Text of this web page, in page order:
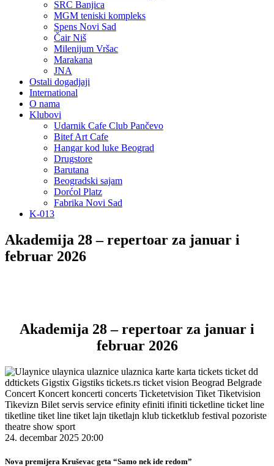
SRC Banjica
MGM teniski kompleks
Spens Novi Sad
Čair Niš
Milenijum Vršac
Marakana
JNA
Ostali dogadjaji
International
O nama
Klubovi
Udarnik Cafe Club Pančevo
Bitef Art Cafe
Hangar kod luke Beograd
Drugstore
Barutana
Beogradski sajam
Dorćol Platz
Fabrika Novi Sad
K-013
Akademija 28 – repertoar za januar i
februar 2026
Akademija 28 – repertoar za januar i
februar 2026
24. decembar 2025 20:00
Nova premijera Kruševac geta “Samo nek ide redom”